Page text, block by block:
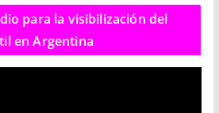
para la visibilización del
en Argentina